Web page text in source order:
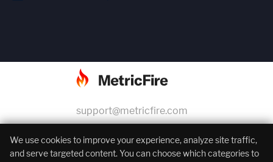
support@metricfire.com
+1 (855) 206-7352
We use cookies to improve your experience, analyze site traffic,
and serve targeted content. You can choose which categories to